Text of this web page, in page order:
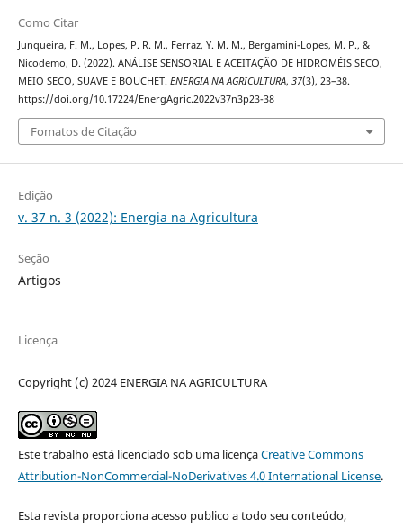
Como Citar
Junqueira, F. M., Lopes, P. R. M., Ferraz, Y. M. M., Bergamini-Lopes, M. P., &
Nicodemo, D. (2022). ANÁLISE SENSORIAL E ACEITAÇÃO DE HIDROMÉIS SECO,
MEIO SECO, SUAVE E BOUCHET. ENERGIA NA AGRICULTURA, 37(3), 23–38.
https://doi.org/10.17224/EnergAgric.2022v37n3p23-38
Fomatos de Citação
Edição
v. 37 n. 3 (2022): Energia na Agricultura
Seção
Artigos
Licença
Copyright (c) 2024 ENERGIA NA AGRICULTURA
Este trabalho está licenciado sob uma licençaCreative Commons
Attribution-NonCommercial-NoDerivatives 4.0 International License.
Esta revista proporciona acesso publico a todo seu conteúdo,